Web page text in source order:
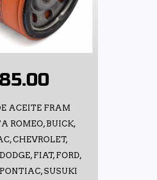
ACEITE FRAM
ROMEO, BUICK,
CHEVROLET,
FIAT, FORD,
PONTIAC, SUSUKI